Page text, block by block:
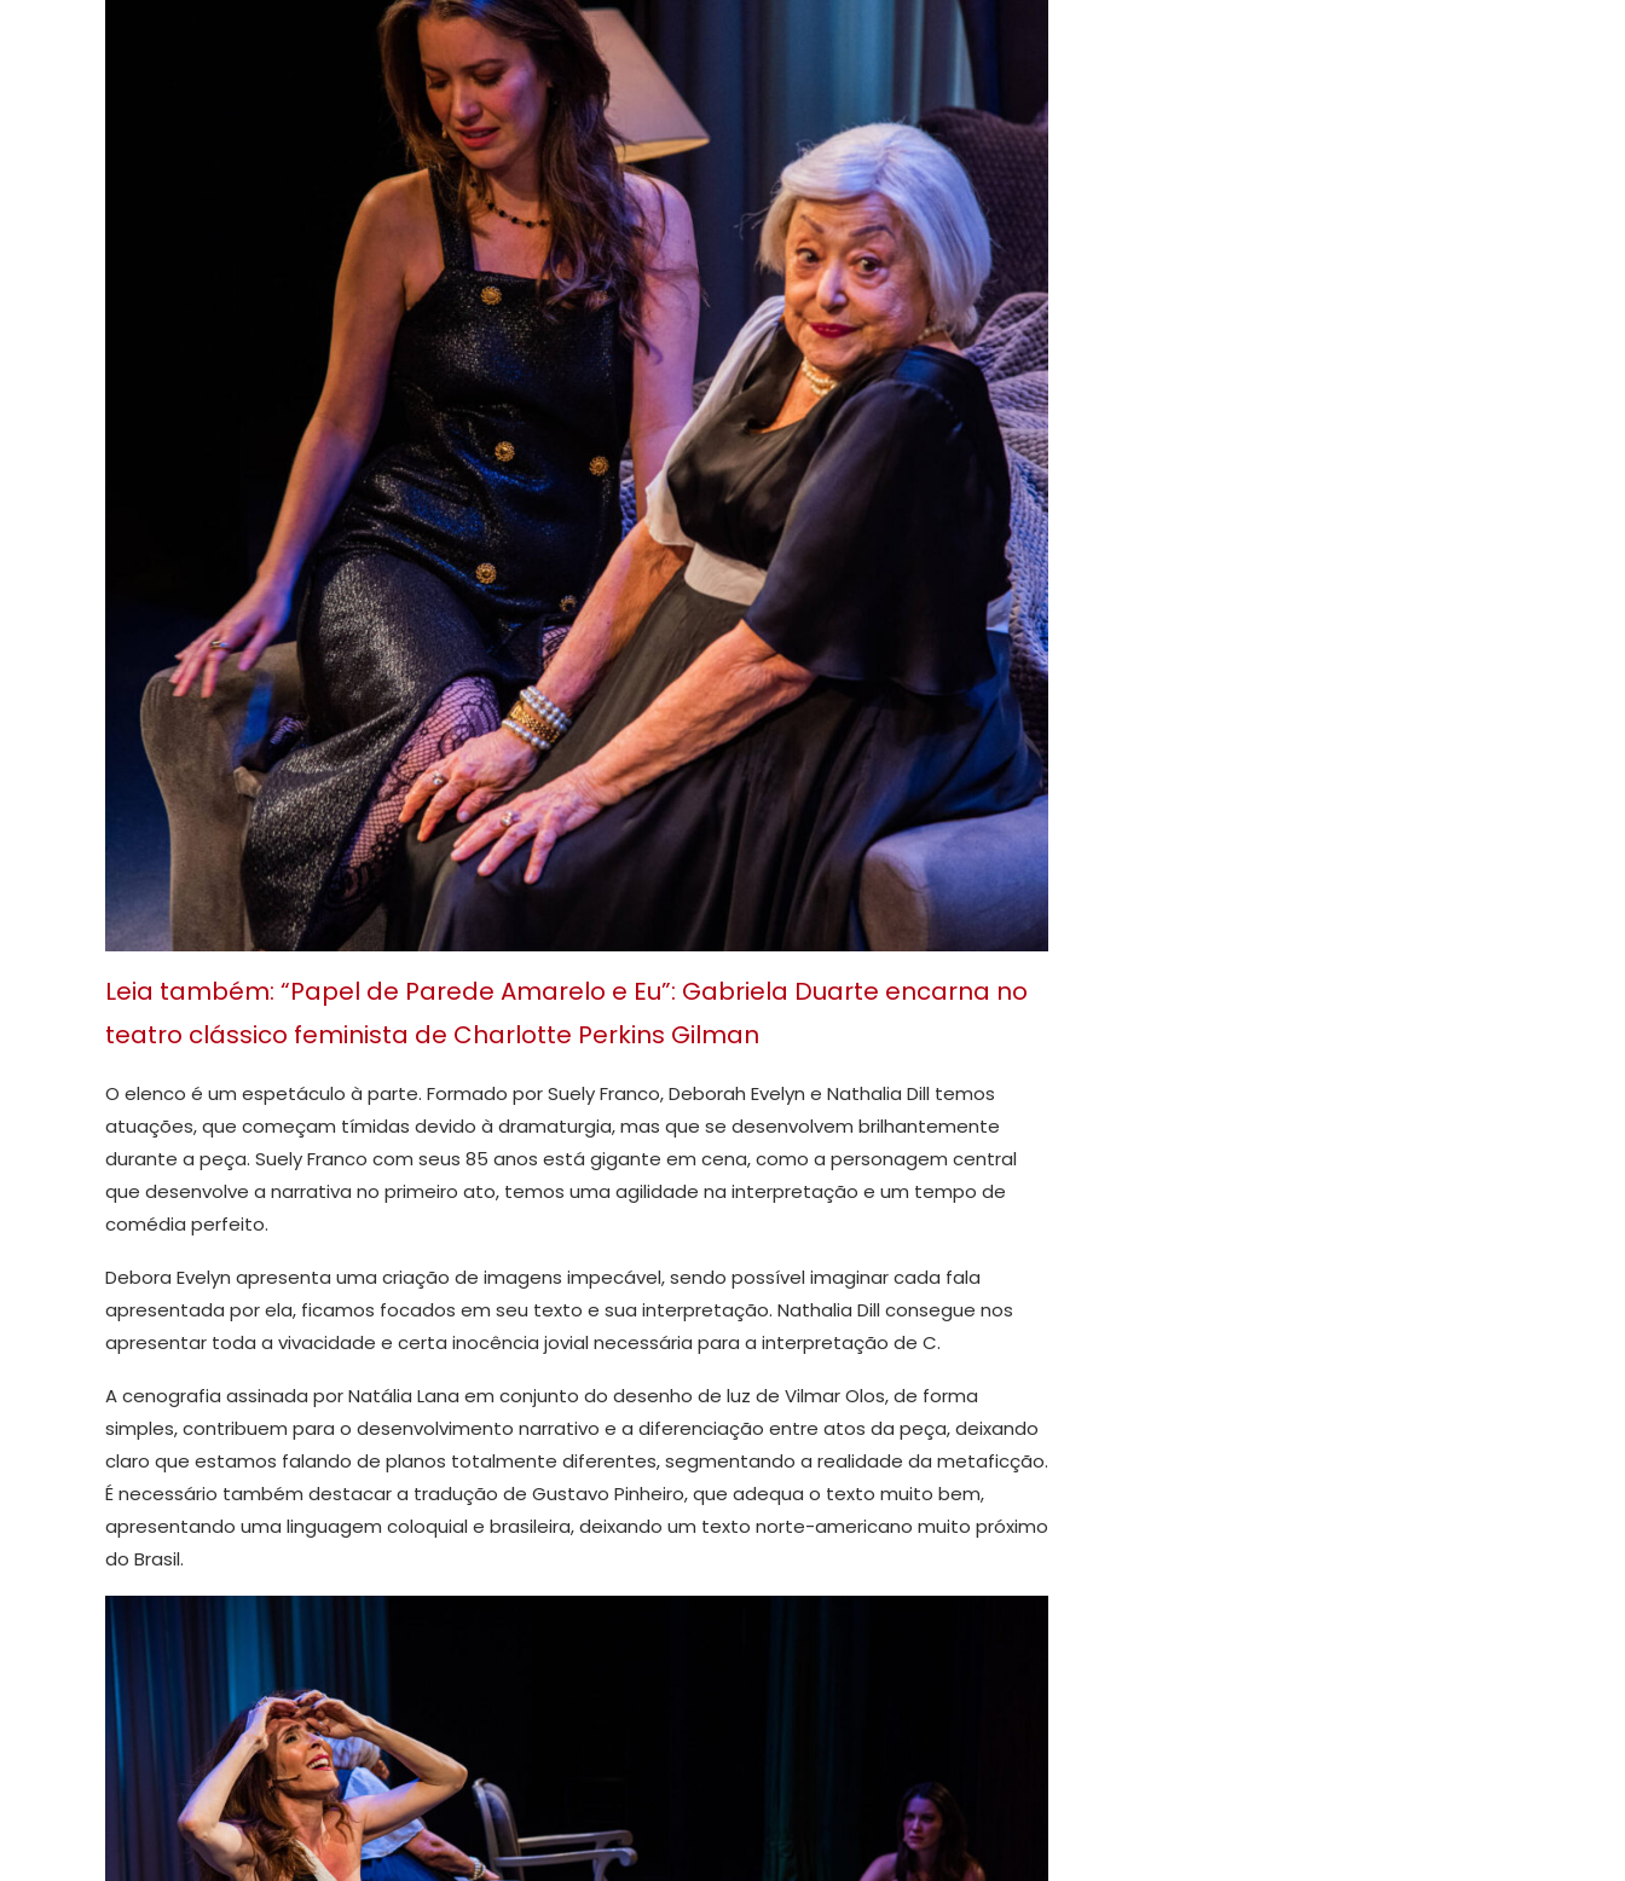
Leia também: “Papel de Parede Amarelo e Eu”: Gabriela Duarte encarna no
teatro clássico feminista de Charlotte Perkins Gilman
O elenco é um espetáculo à parte. Formado por Suely Franco, Deborah Evelyn e Nathalia Dill temos
atuações, que começam tímidas devido à dramaturgia, mas que se desenvolvem brilhantemente
durante a peça. Suely Franco com seus 85 anos está gigante em cena, como a personagem central
que desenvolve a narrativa no primeiro ato, temos uma agilidade na interpretação e um tempo de
comédia perfeito.
Debora Evelyn apresenta uma criação de imagens impecável, sendo possível imaginar cada fala
apresentada por ela, ficamos focados em seu texto e sua interpretação. Nathalia Dill consegue nos
apresentar toda a vivacidade e certa inocência jovial necessária para a interpretação de C.
A cenografia assinada por Natália Lana em conjunto do desenho de luz de Vilmar Olos, de forma
simples, contribuem para o desenvolvimento narrativo e a diferenciação entre atos da peça, deixando
claro que estamos falando de planos totalmente diferentes, segmentando a realidade da metaficção.
É necessário também destacar a tradução de Gustavo Pinheiro, que adequa o texto muito bem,
apresentando uma linguagem coloquial e brasileira, deixando um texto norte-americano muito próximo
do Brasil.